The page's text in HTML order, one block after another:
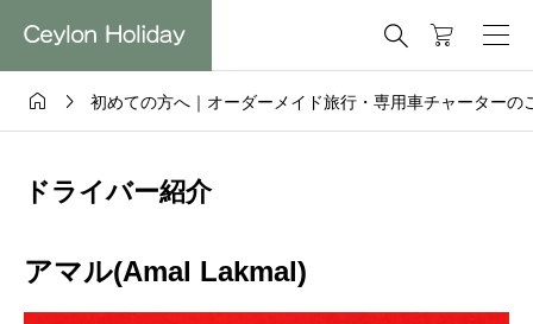

  初めての方へ｜オーダーメイド旅行・専用車チャーターの
ドライバー紹介
アマル(Amal Lakmal)